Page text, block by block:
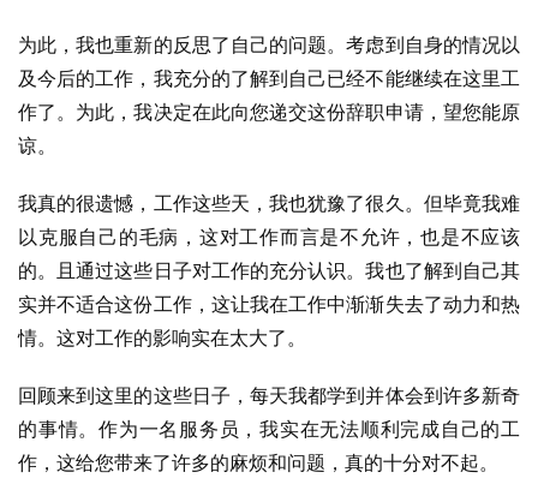
为此，我也重新的反思了自己的问题。考虑到自身的情况以
及今后的工作，我充分的了解到自己已经不能继续在这里工
作了。为此，我决定在此向您递交这份辞职申请，望您能原
谅。
我真的很遗憾，工作这些天，我也犹豫了很久。但毕竟我难
以克服自己的毛病，这对工作而言是不允许，也是不应该
的。且通过这些日子对工作的充分认识。我也了解到自己其
实并不适合这份工作，这让我在工作中渐渐失去了动力和热
情。这对工作的影响实在太大了。
回顾来到这里的这些日子，每天我都学到并体会到许多新奇
的事情。作为一名服务员，我实在无法顺利完成自己的工
作，这给您带来了许多的麻烦和问题，真的十分对不起。